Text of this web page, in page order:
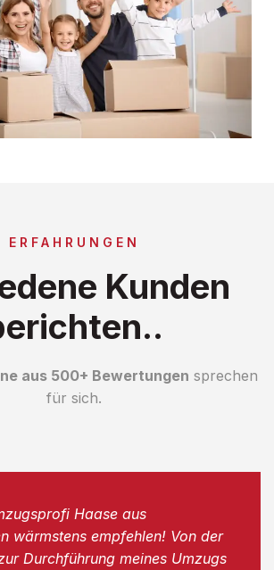
ERFAHRUNGEN
Kunden
aus 500+ Bewertungen sprechen
für sich.
Haase aus
wärmstens empfehlen! Von der
Durchführung meines Umzugs